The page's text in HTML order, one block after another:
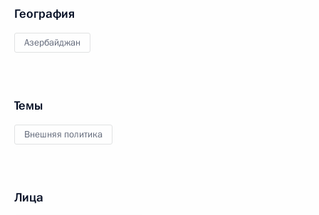
География
Азербайджан
Темы
Внешняя политика
Лица